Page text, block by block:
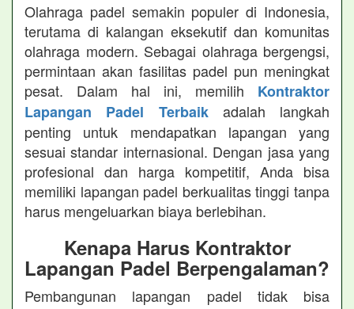
Olahraga padel semakin populer di Indonesia,
terutama di kalangan eksekutif dan komunitas
olahraga modern. Sebagai olahraga bergengsi,
permintaan akan fasilitas padel pun meningkat
pesat. Dalam hal ini, memilih Kontraktor
Lapangan Padel Terbaikadalah langkah
penting untuk mendapatkan lapangan yang
sesuai standar internasional. Dengan jasa yang
profesional dan harga kompetitif, Anda bisa
memiliki lapangan padel berkualitas tinggi tanpa
harus mengeluarkan biaya berlebihan.
Kenapa Harus Kontraktor
Lapangan Padel Berpengalaman?
Pembangunan lapangan padel tidak bisa